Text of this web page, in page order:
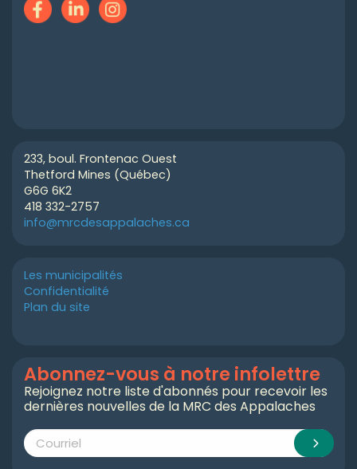
233, boul. Frontenac Ouest
Thetford Mines (Québec)
G6G 6K2
418 332-2757
info@mrcdesappalaches.ca
Les municipalités
Confidentialité
Plan du site
Abonnez-vous à notre infolettre
Rejoignez notre liste d'abonnés pour recevoir les
dernières nouvelles de la MRC des Appalaches